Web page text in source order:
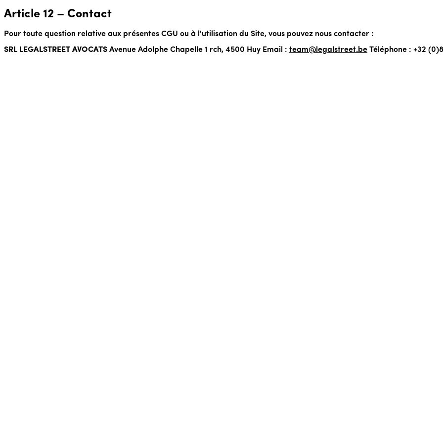
Article 12 – Contact
Pour toute question relative aux présentes CGU ou à l'utilisation du Site, vous pouvez nous contacter :
SRL LEGALSTREET AVOCATS Avenue Adolphe Chapelle 1 rch, 4500 Huy Email : team@legalstreet.be Téléphone : +32